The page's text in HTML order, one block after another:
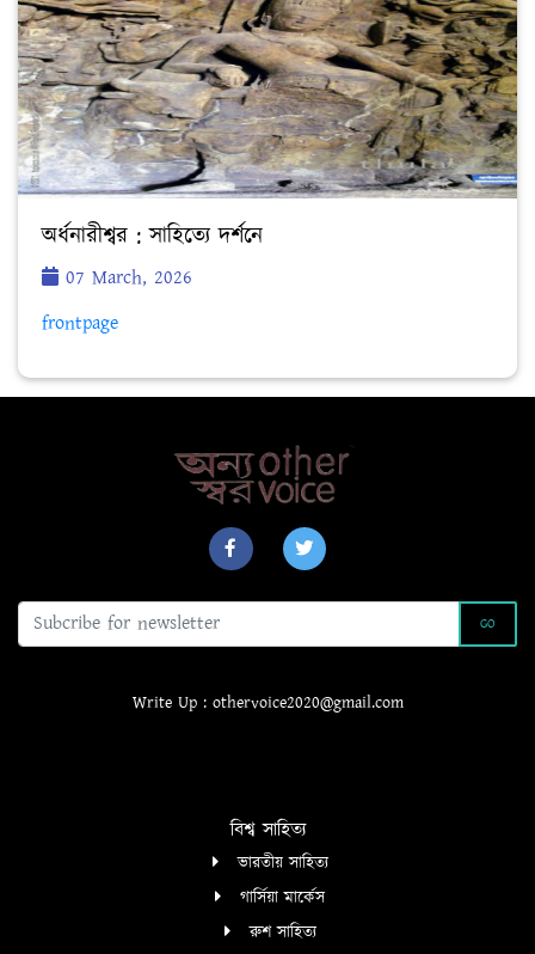
অর্ধনারীশ্বর : সাহিত্যে দর্শনে
07 March, 2026
frontpage
GO
Write Up : othervoice2020@gmail.com
বিশ্ব সাহিত্য
ভারতীয় সাহিত্য
গার্সিয়া মার্কেস
রুশ সাহিত্য